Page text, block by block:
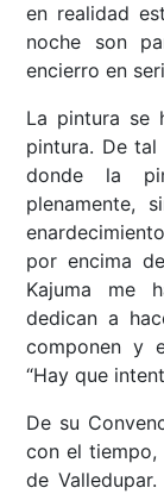
en realidad
noche son
encierro en
La pintura se
pintura. De
donde la
plenamente,
por encima
Kajuma me
dedican a
componen y
“Hay que
De su
con el tiempo,
de